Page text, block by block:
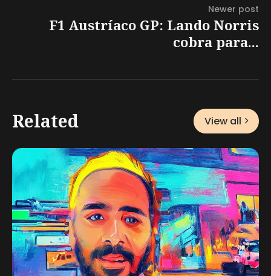
Newer post
F1 Austríaco GP: Lando Norris
cobra para...
Related View all